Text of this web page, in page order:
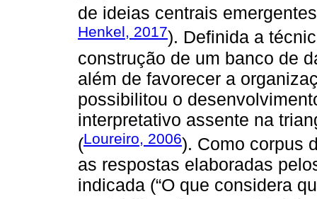
de ideias centrais
Henkel, 2017). Definida a
construção de um banco de
além de favorecer a
possibilitou o
interpretativo assente na
(Loureiro, 2006). Como corpus
as respostas elaboradas
indicada (“O que considera